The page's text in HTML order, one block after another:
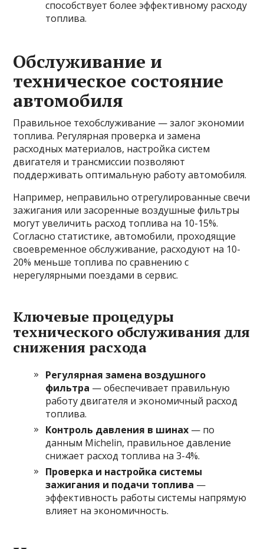
способствует более эффективному расходу
топлива.
Обслуживание и
техническое состояние
автомобиля
Правильное техобслуживание — залог экономии
топлива. Регулярная проверка и замена
расходных материалов, настройка систем
двигателя и трансмиссии позволяют
поддерживать оптимальную работу автомобиля.
Например, неправильно отрегулированные свечи
зажигания или засоренные воздушные фильтры
могут увеличить расход топлива на 10-15%.
Согласно статистике, автомобили, проходящие
своевременное обслуживание, расходуют на 10-
20% меньше топлива по сравнению с
нерегулярными поездами в сервис.
Ключевые процедуры
технического обслуживания для
снижения расхода
Регулярная замена воздушного
фильтра — обеспечивает правильную
работу двигателя и экономичный расход
топлива.
Контроль давления в шинах — по
данным Michelin, правильное давление
снижает расход топлива на 3-4%.
Проверка и настройка системы
зажигания и подачи топлива —
эффективность работы системы напрямую
влияет на экономичность.